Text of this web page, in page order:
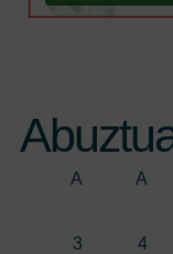
A A
3
4